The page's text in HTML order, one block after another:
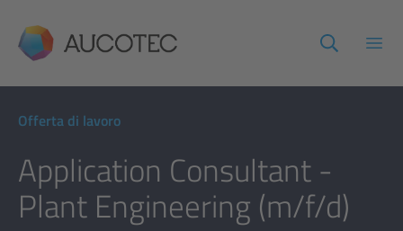
AUCOTEC
Apri
Offerta di lavoro
Application Consultant -
Plant Engineering (m/f/d)